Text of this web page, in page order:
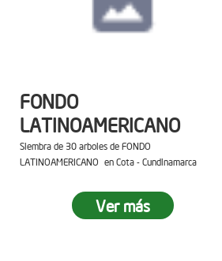
FONDO
LATINOAMERICANO
Siembra de 30 arboles de FONDO
LATINOAMERICANO en Cota - Cundinamarca
Ver más